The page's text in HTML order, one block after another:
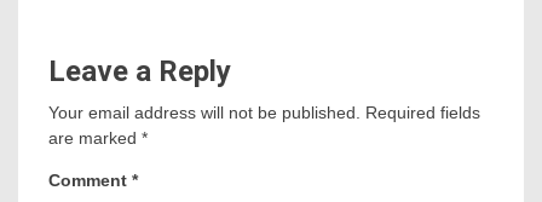
Leave a Reply
Your email address will not be published. Required fields
are marked *
Comment *